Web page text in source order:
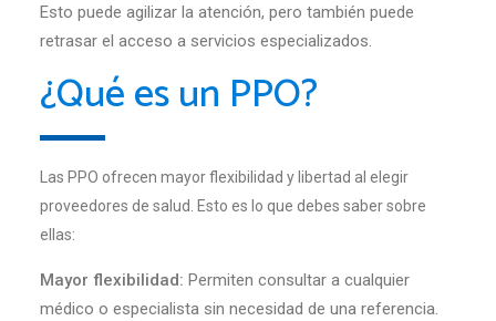
Esto puede agilizar la atención, pero también puede
retrasar el acceso a servicios especializados.
¿Qué es un PPO?
Las PPO ofrecen mayor flexibilidad y libertad al elegir
proveedores de salud. Esto es lo que debes saber sobre
ellas:
Mayor flexibilidad: Permiten consultar a cualquier
médico o especialista sin necesidad de una referencia.